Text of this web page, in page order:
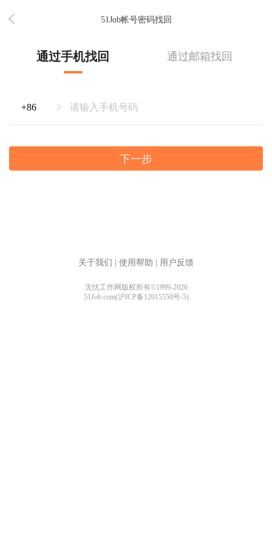
51Job帐号密码找回
通过手机找回 通过邮箱找回
下一步
关于我们 使用帮助 用户反馈
无忧工作网版权所有©1999-2026
51Job.com(沪ICP备12015550号-5)